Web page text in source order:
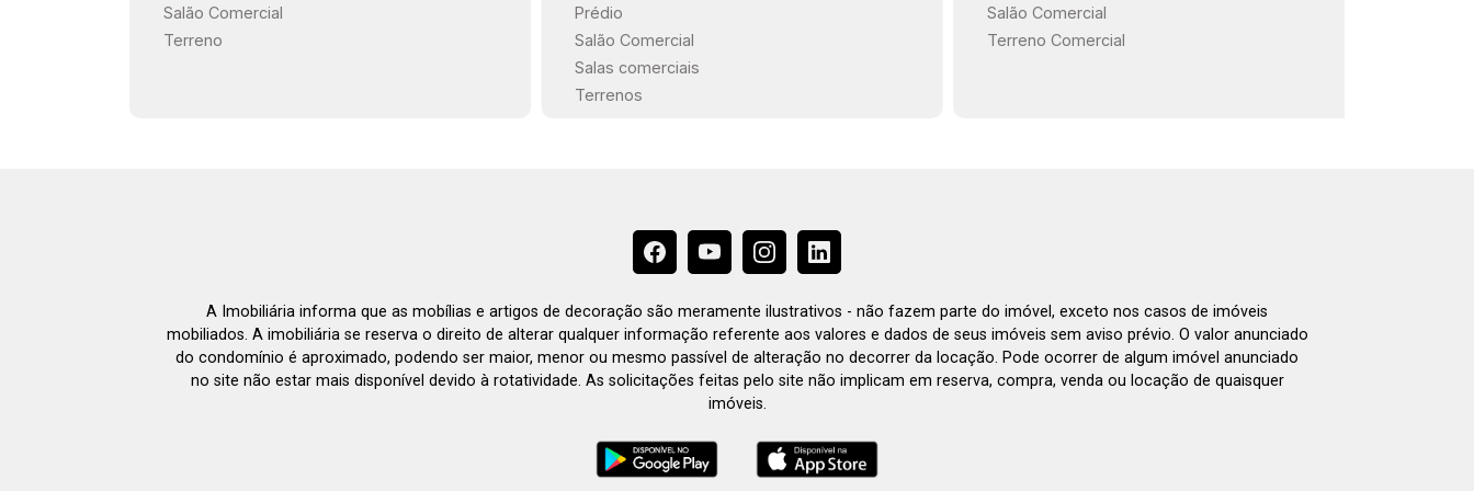
um espaço versátil e bem localizado
em Sorocaba. Não perca a chance de
explorar todo o potencial deste imóvel!
Estamos à disposição para te atender.
Salão Comercial
Terreno
Prédio
Salão Comercial
Salas comerciais
Terrenos
Salão Comercial
Terreno Comercial
A Imobiliária informa que as mobílias e artigos de decoração são meramente ilustrativos - não fazem parte do imóvel, exceto nos casos de imóveis
mobiliados. A imobiliária se reserva o direito de alterar qualquer informação referente aos valores e dados de seus imóveis sem aviso prévio. O valor anunciado
do condomínio é aproximado, podendo ser maior, menor ou mesmo passível de alteração no decorrer da locação. Pode ocorrer de algum imóvel anunciado
no site não estar mais disponível devido à rotatividade. As solicitações feitas pelo site não implicam em reserva, compra, venda ou locação de quaisquer
imóveis.